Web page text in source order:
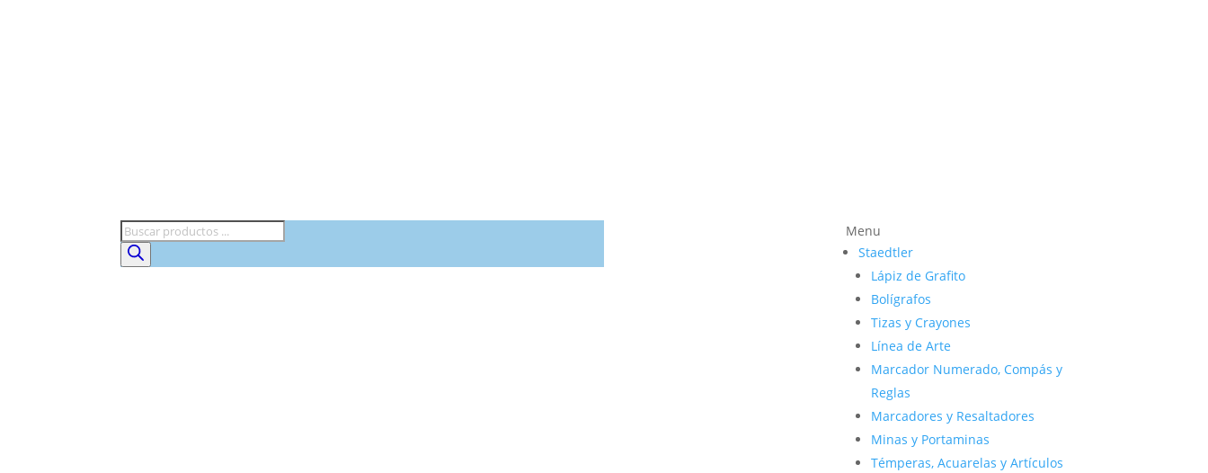
Búsqueda
de
productos
Menu
Staedtler
Lápiz de Grafito
Bolígrafos
Tizas y Crayones
Línea de Arte
Marcador Numerado, Compás y
Reglas
Marcadores y Resaltadores
Minas y Portaminas
Témperas, Acuarelas y Artículos